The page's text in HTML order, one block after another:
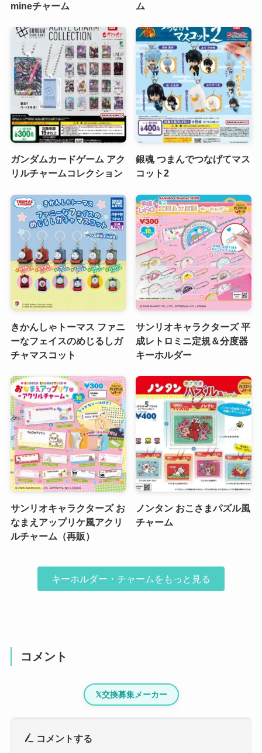
mineチャーム
ム
ガンダムカードゲーム アク
リルチャームコレクション
銀魂 つまんでつなげてマス
コット2
きかんしゃトーマス ファニ
ーなフェイスのめじるしガ
チャマスコット
サンリオキャラクターズ 平
成レトロミニ定規＆分度器
キーホルダー
サンリオキャラクターズ お
なまえアップリケ風アクリ
ルチャーム（再販）
ノンタン おこさまパズル風
チャーム
キーホルダー・チャームをもっと見る
コメント
𝕏交換募集メーカー
コメントする